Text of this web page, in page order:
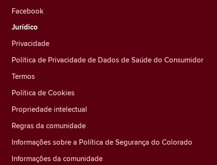
Facebook
Jurídico
Privacidade
Política de Privacidade de Dados de Saúde do Consumidor
Termos
Política de Cookies
Propriedade intelectual
Regras da comunidade
Informações sobre a Política de Segurança do Colorado
Informações da comunidade